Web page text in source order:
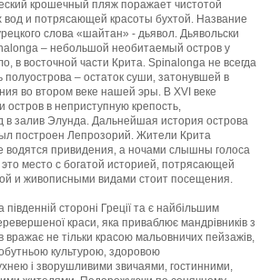
стороні Греції та є найбільшим
ноїкраси, яка приваблює мандрівників з
вражає не тільки красою мальовничих пейзажів,
культурою, здоровою
і зворушливими звичаями, гостинними,